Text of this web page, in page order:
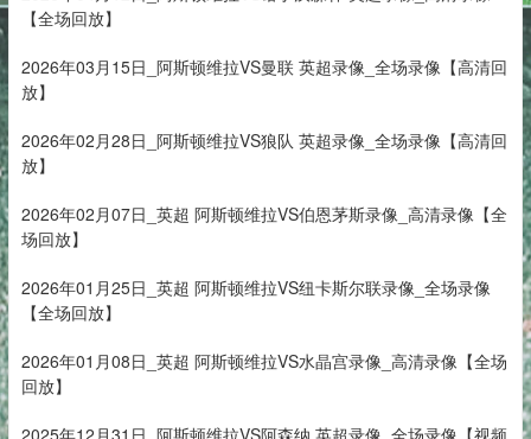
【全场回放】
2026年03月15日_阿斯顿维拉VS曼联 英超录像_全场录像【高清回
放】
2026年02月28日_阿斯顿维拉VS狼队 英超录像_全场录像【高清回
放】
2026年02月07日_英超 阿斯顿维拉VS伯恩茅斯录像_高清录像【全
场回放】
2026年01月25日_英超 阿斯顿维拉VS纽卡斯尔联录像_全场录像
【全场回放】
2026年01月08日_英超 阿斯顿维拉VS水晶宫录像_高清录像【全场
回放】
2025年12月31日_阿斯顿维拉VS阿森纳 英超录像_全场录像【视频